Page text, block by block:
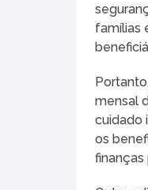
famílias
mensal
cuidado
os
finanças